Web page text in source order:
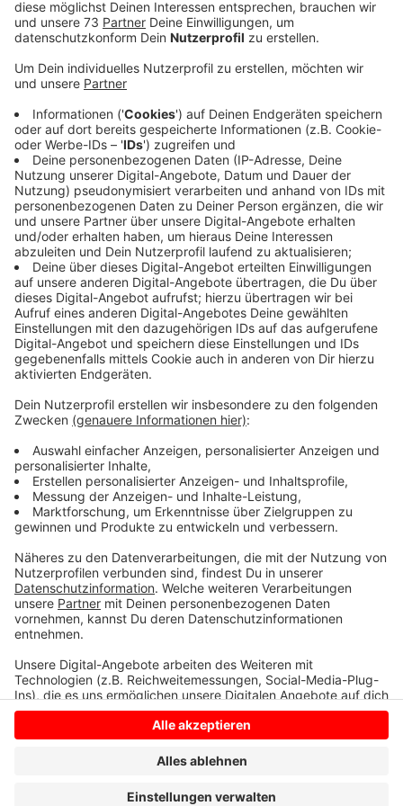
Anzeige
Professionelle Zucht in einem
Einfamilienhaus
Anzeige
In einem ganz normalen Einfamilienhaus entdeckte die
Polizei eine professionelle Zucht mit mehr als tausend
Pflanzkübeln und rund 110 Kilo Marihuana. Ab
Mittwoch (27.01.) beschäftigt sich das Landgericht
Münster mit dem Fall. Angeklagt ist ein 32-jähriger
Mann aus den Niederlanden. Er soll die Plantage
monatelang mit anderen Beschuldigten betrieben und
die Drogen dann gewinnbringend verkauft haben.
Untergebracht war die Marihuana-Plantage in einem
angemieteten Haus in Wüllen bei einem Mann, der
Spielschulden bei dem Angeklagten hatte. In dem Fall
gibt es auch noch gesonderte Gerichtsprozesse
gegen weitere Angeklagte.
Anzeige
Anzeige